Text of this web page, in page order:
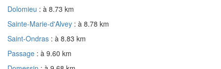
Dolomieu : à 8.73 km
Sainte-Marie-d'Alvey : à 8.78 km
Saint-Ondras : à 8.83 km
Passage : à 9.60 km